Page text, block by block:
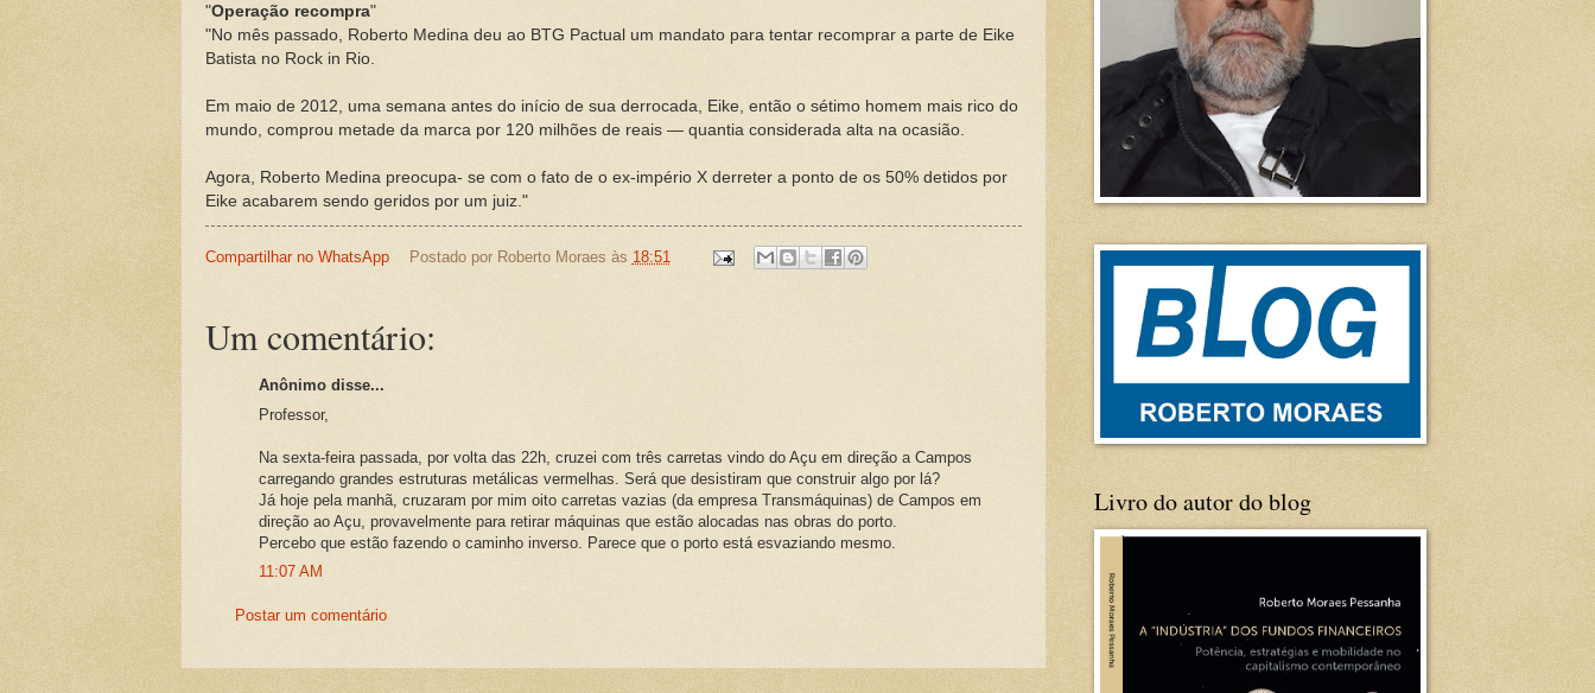
"Operação recompra"
"No mês passado, Roberto Medina deu ao BTG Pactual um mandato para tentar recomprar a parte de Eike
Batista no Rock in Rio.
Em maio de 2012, uma semana antes do início de sua derrocada, Eike, então o sétimo homem mais rico do
mundo, comprou metade da marca por 120 milhões de reais — quantia considerada alta na ocasião.
Agora, Roberto Medina preocupa- se com o fato de o ex-império X derreter a ponto de os 50% detidos por
Eike acabarem sendo geridos por um juiz."
Compartilhar no WhatsApp Postado por Roberto Moraes às 18:51
Um comentário:
Anônimo disse...
Professor,
Na sexta-feira passada, por volta das 22h, cruzei com três carretas vindo do Açu em direção a Campos
carregando grandes estruturas metálicas vermelhas. Será que desistiram que construir algo por lá?
Já hoje pela manhã, cruzaram por mim oito carretas vazias (da empresa Transmáquinas) de Campos em
direção ao Açu, provavelmente para retirar máquinas que estão alocadas nas obras do porto.
Percebo que estão fazendo o caminho inverso. Parece que o porto está esvaziando mesmo.
11:07 AM
Postar um comentário
Livro do autor do blog